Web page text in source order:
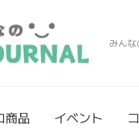
みん
商品 イベント